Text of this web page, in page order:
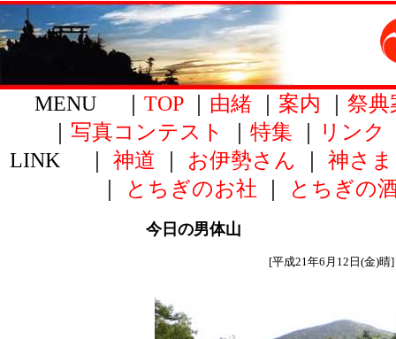
MENU ｜ TOP｜ 由緒 案内
祭典
写真コンテスト 特集 リンク
LINK ｜ 神道 お伊勢さん 神さま
とちぎのお社 とちぎの
今日の男体山
[平成21年6月12日(金)晴]